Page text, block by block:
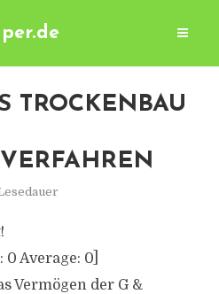
TROCKENBAU
0 Average: 0]
Vermögen der G &